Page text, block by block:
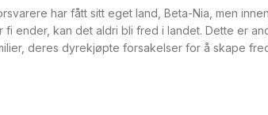
har fått sitt eget land, Beta-Nia, men
ender, kan det aldri bli fred i landet. Dette er
deres dyrekjøpte forsakelser for å skape